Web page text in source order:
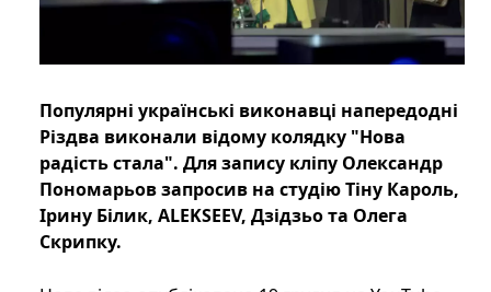
Популярні українські виконавці напередодні
Різдва виконали відому колядку "Нова
радість стала". Для запису кліпу Олександр
Пономарьов запросив на студію Тіну Кароль,
Ірину Білик, ALEKSEEV, Дзідзьо та Олега
Скрипку.